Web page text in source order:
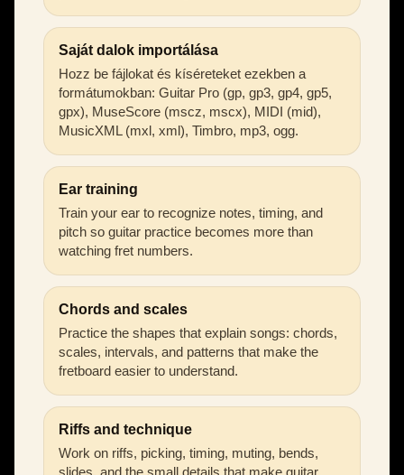
Saját dalok importálása
Hozz be fájlokat és kíséreteket ezekben a
formátumokban: Guitar Pro (gp, gp3, gp4, gp5,
gpx), MuseScore (mscz, mscx), MIDI (mid),
MusicXML (mxl, xml), Timbro, mp3, ogg.
Ear training
Train your ear to recognize notes, timing, and
pitch so guitar practice becomes more than
watching fret numbers.
Chords and scales
Practice the shapes that explain songs: chords,
scales, intervals, and patterns that make the
fretboard easier to understand.
Riffs and technique
Work on riffs, picking, timing, muting, bends,
slides, and the small details that make guitar